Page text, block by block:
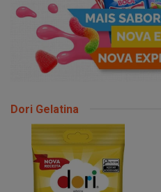
Dori Gelatina